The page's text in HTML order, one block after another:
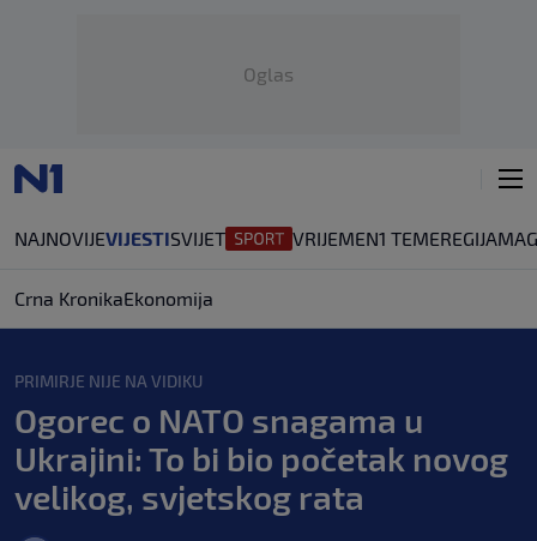
Oglas
NAJNOVIJEVIJESTISVIJET VRIJEMEN1 TEMEREGIJA
Crna KronikaEkonomija
PRIMIRJE NIJE NA VIDIKU
Ogorec o NATO snagama u
Ukrajini: To bi bio početak novog
velikog, svjetskog rata